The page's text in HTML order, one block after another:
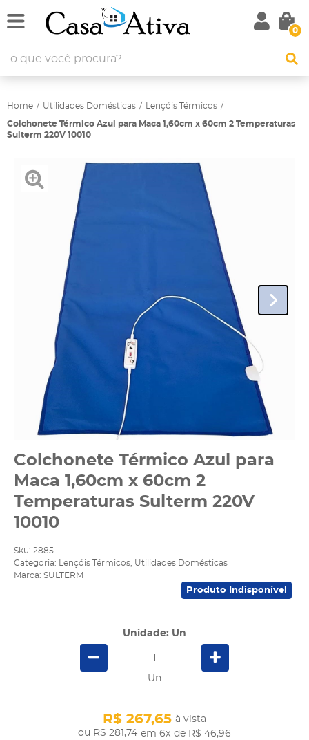
0
Home Utilidades Domésticas Lençóis Térmicos
Colchonete Térmico Azul para Maca 1,60cm x 60cm 2 Temperaturas
Sulterm 220V 10010
Colchonete Térmico Azul para
Maca 1,60cm x 60cm 2
Temperaturas Sulterm 220V
10010
Sku: 2885
Categoria:
Lençóis Térmicos Utilidades Domésticas
Marca: SULTERM
Produto Indisponível
Unidade: Un
Un
R$ 281,74
R$ 267,65 à vista
em 6x de R$ 46,96